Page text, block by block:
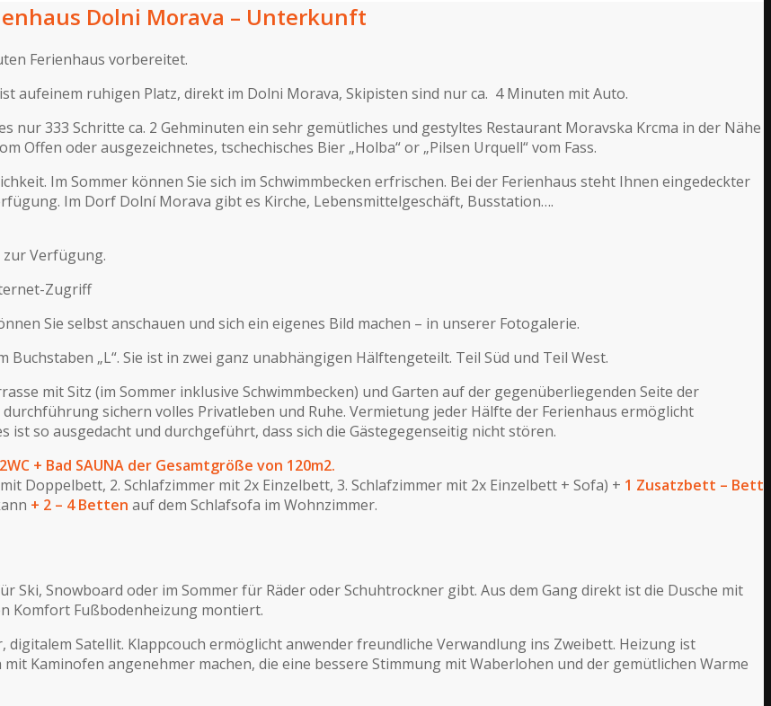
Dolni Morava – Unterkunft
Ferienhaus vorbereitet.
aufeinem ruhigen Platz, direkt im Dolni Morava, Skipisten sind nur ca. 4 Minuten mit Auto.
nur 333 Schritte ca. 2 Gehminuten ein sehr gemütliches und gestyltes Restaurant Moravska Krcma in der Nähe
Offen oder ausgezeichnetes, tschechisches Bier „Holba“ or „Pilsen Urquell“ vom Fass.
Im Sommer können Sie sich im Schwimmbecken erfrischen. Bei der Ferienhaus steht Ihnen eingedeckter
Im Dorf Dolní Morava gibt es Kirche, Lebensmittelgeschäft, Busstation….
Verfügung.
Zugriff
Sie selbst anschauen und sich ein eigenes Bild machen – in unserer Fotogalerie.
„L“. Sie ist in zwei ganz unabhängigen Hälftengeteilt. Teil Süd und Teil West.
mit Sitz (im Sommer inklusive Schwimmbecken) und Garten auf der gegenüberliegenden Seite der
sichern volles Privatleben und Ruhe. Vermietung jeder Hälfte der Ferienhaus ermöglicht
so ausgedacht und durchgeführt, dass sich die Gästegegenseitig nicht stören.
+ Bad SAUNA der Gesamtgröße von 120m2.
Doppelbett, 2. Schlafzimmer mit 2x Einzelbett, 3. Schlafzimmer mit 2x Einzelbett + Sofa) + 1 Zusatzbett – Bett
+ 2 – 4 Betten auf dem Schlafsofa im Wohnzimmer.
Ski, Snowboard oder im Sommer für Räder oder Schuhtrockner gibt. Aus dem Gang direkt ist die Dusche mit
Komfort Fußbodenheizung montiert.
digitalem Satellit. Klappcouch ermöglicht anwender freundliche Verwandlung ins Zweibett. Heizung ist
Kaminofen angenehmer machen, die eine bessere Stimmung mit Waberlohen und der gemütlichen Warme